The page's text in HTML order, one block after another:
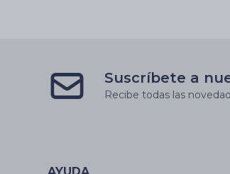
Suscríbete a
Recibe todas las